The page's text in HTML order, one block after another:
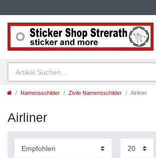
Namensschilder Zivile Namensschilder Airliner
Airliner